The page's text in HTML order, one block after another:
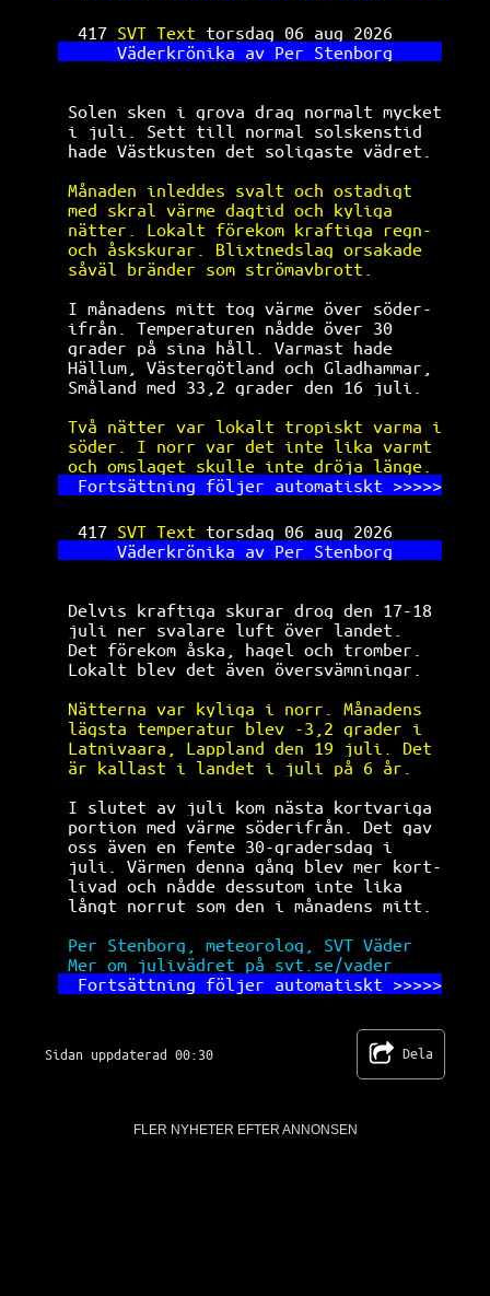
417 SVT Text torsdag 06 aug 2026
Väderkrönika av Per Stenborg
Solen sken i grova drag normalt mycket
i juli. Sett till normal solskenstid
hade Västkusten det soligaste vädret.
Månaden inleddes svalt och ostadigt
med skral värme dagtid och kyliga
nätter. Lokalt förekom kraftiga regn-
och åskskurar. Blixtnedslag orsakade
såväl bränder som strömavbrott.
I månadens mitt tog värme över söder-
ifrån. Temperaturen nådde över 30
grader på sina håll. Varmast hade
Hällum, Västergötland och Gladhammar,
Småland med 33,2 grader den 16 juli.
Två nätter var lokalt tropiskt varma i
söder. I norr var det inte lika varmt
och omslaget skulle inte dröja länge.
Fortsättning följer automatiskt >>>>>
417 SVT Text torsdag 06 aug 2026
Väderkrönika av Per Stenborg
Delvis kraftiga skurar drog den 17-18
juli ner svalare luft över landet.
Det förekom åska, hagel och tromber.
Lokalt blev det även översvämningar.
Nätterna var kyliga i norr. Månadens
lägsta temperatur blev -3,2 grader i
Latnivaara, Lappland den 19 juli. Det
är kallast i landet i juli på 6 år.
I slutet av juli kom nästa kortvariga
portion med värme söderifrån. Det gav
oss även en femte 30-gradersdag i
juli. Värmen denna gång blev mer kort-
livad och nådde dessutom inte lika
långt norrut som den i månadens mitt.
Per Stenborg, meteorolog, SVT Väder
Mer om julivädret på svt.se/vader
Fortsättning följer automatiskt >>>>>
Sidan uppdaterad 00:30 Dela
FLER NYHETER EFTER ANNONSEN